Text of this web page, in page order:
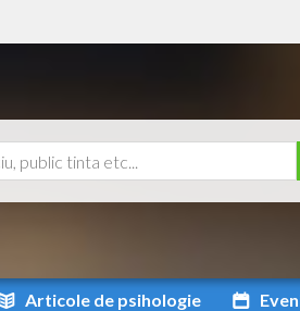
Articole de psihologie